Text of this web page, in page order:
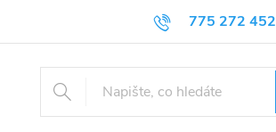
775 272 452